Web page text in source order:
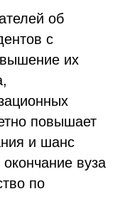
об
с
их
повышает
и шанс
вуза
по